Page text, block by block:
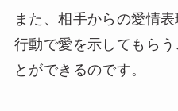
また、相手からの愛情
行動で愛を示してもら
とができるのです。